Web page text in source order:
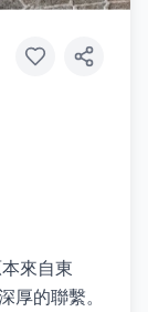
來自東
厚的聯繫。